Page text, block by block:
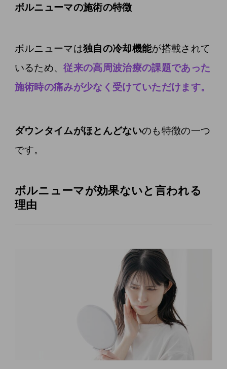
ボルニューマの施術の特徴
ボルニューマは独自の冷却機能が搭載されて
いるため、従来の高周波治療の課題であった
施術時の痛みが少なく受けていただけます。
ダウンタイムがほとんどないのも特徴の一つ
です。
ボルニューマが効果ないと言われる
理由